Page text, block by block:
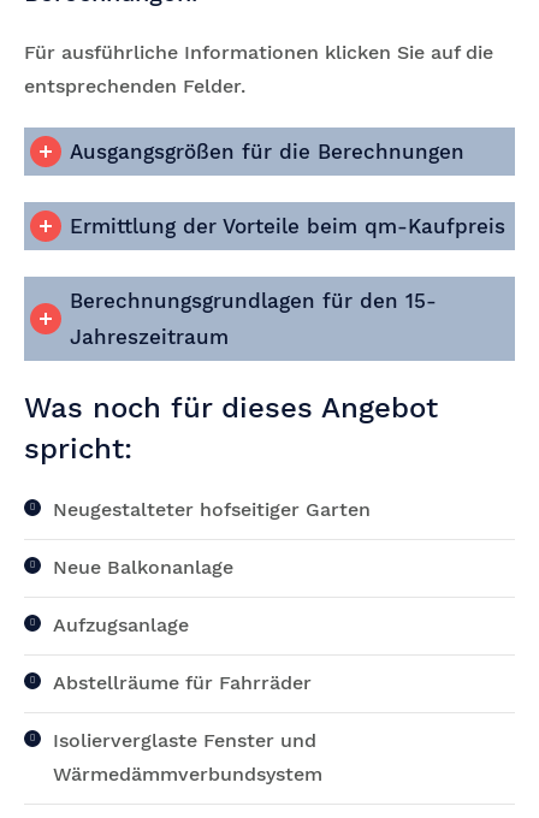
Für ausführliche Informationen klicken Sie auf die
entsprechenden Felder.
Ausgangsgrößen für die Berechnungen
Ermittlung der Vorteile beim qm-Kaufpreis
Berechnungsgrundlagen für den 15-
Jahreszeitraum
Was noch für dieses Angebot
spricht:
Neugestalteter hofseitiger Garten
Neue Balkonanlage
Aufzugsanlage
Abstellräume für Fahrräder
Isolierverglaste Fenster und
Wärmedämmverbundsystem